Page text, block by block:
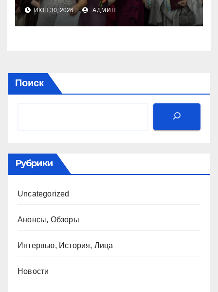
ИЮН 30, 2026 АДМИН
Поиск
Рубрики
Uncategorized
Анонсы, Обзоры
Интервью, История, Лица
Новости